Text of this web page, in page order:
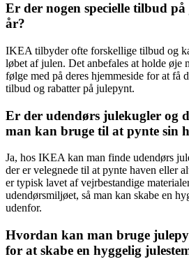
Er der nogen specielle tilbud
år?
IKEA tilbyder ofte forskellige tilbud og
løbet af julen. Det anbefales at holde øje
følge med på deres hjemmeside for at få
tilbud og rabatter på julepynt.
Er der udendørs julekugler og
man kan bruge til at pynte sin
Ja, hos IKEA kan man finde udendørs
der er velegnede til at pynte haven eller
er typisk lavet af vejrbestandige
udendørsmiljøet, så man kan skabe en
udenfor.
Hvordan kan man bruge
for at skabe en hyggelig